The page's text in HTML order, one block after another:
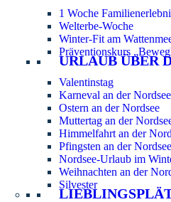
1 Woche
Welterbe-Woche
Winter-Fit am
Präventionskurs
URLAUB ÜBER
Valentinstag
Karneval an der Nordsee
Ostern an der Nordsee
Muttertag an der
Himmelfahrt an der
Pfingsten an der Nordsee
Nordsee-Urlaub im
Weihnachten an der
Silvester